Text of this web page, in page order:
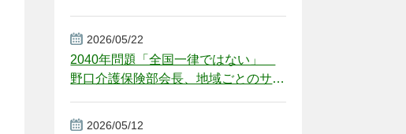
2026/05/22
2040年問題「全国一律ではない」
野口介護保険部会長、地域ごとのサー
2026/05/12